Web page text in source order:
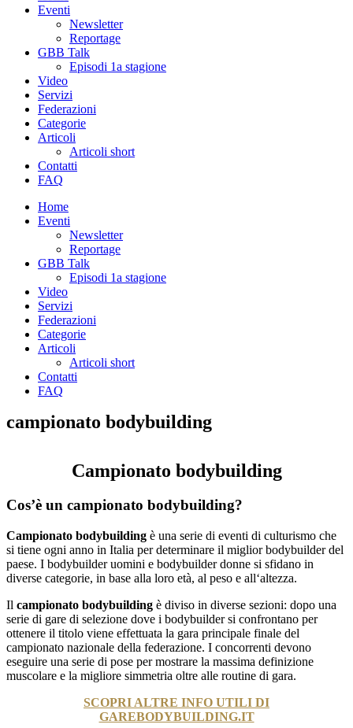
Eventi
Newsletter
Reportage
GBB Talk
Episodi 1a stagione
Video
Servizi
Federazioni
Categorie
Articoli
Articoli short
Contatti
FAQ
Home
Eventi
Newsletter
Reportage
GBB Talk
Episodi 1a stagione
Video
Servizi
Federazioni
Categorie
Articoli
Articoli short
Contatti
FAQ
campionato bodybuilding
Campionato bodybuilding
Cos’è un campionato bodybuilding?
Campionato bodybuilding è una serie di eventi di culturismo che
si tiene ogni anno in Italia perdeterminare il migliorbodybuilderdel
paese. I bodybuilder uomini e bodybuilder donne si sfidano in
diverse categorie, in base alla loro età, al peso e all‘altezza.
Il campionato bodybuilding è diviso in diverse sezioni: dopo una
serie di gare di selezione dove i bodybuilder si confrontano per
ottenere il titolo viene effettuata la gara principale finale del
campionato nazionale della federazione. I concorrenti devono
eseguire una serie di pose permostrare la massima definizione
muscolare e la migliore simmetria oltre alle routine di gara.
SCOPRI ALTRE INFO UTILI DI
GAREBODYBUILDING.IT